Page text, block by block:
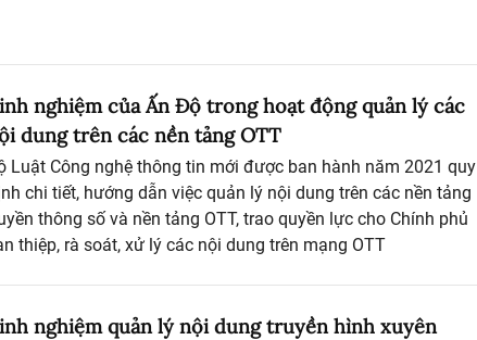
nghiệm của Ấn Độ trong hoạt động quản lý các
dung trên các nền tảng OTT
Luật Công nghệ thông tin mới được ban hành năm 2021 quy
chi tiết, hướng dẫn việc quản lý nội dung trên các nền tảng
thông số và nền tảng OTT, trao quyền lực cho Chính phủ
thiệp, rà soát, xử lý các nội dung trên mạng OTT
nghiệm quản lý nội dung truyền hình xuyên